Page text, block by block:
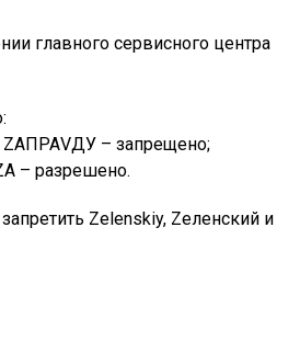
главного сервисного центра
– запрещено;
– разрешено.
Zelenskiy, Zеленский и